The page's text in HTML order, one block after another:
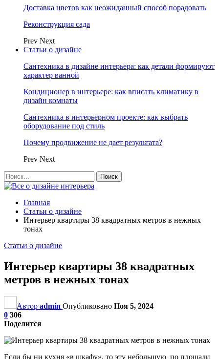
Доставка цветов как неожиданный способ порадовать
Реконструкция сада
Prev Next
Статьи о дизайне
Сантехника в дизайне интерьера: как детали формируют
характер ванной
Кондиционер в интерьере: как вписать климатику в
дизайн комнаты
Сантехника в интерьерном проекте: как выбрать
оборудование под стиль
Почему продвижение не дает результата?
Prev Next
Главная
Статьи о дизайне
Интерьер квартиры 38 квадратных метров в нежных
тонах
Статьи о дизайне
Интерьер квартиры 38 квадратных
метров в нежных тонах
Автор admin Опубликовано Ноя 5, 2024
0 306
Поделится
Если бы ни кухня «в шкафу», то эту небольшую по площади